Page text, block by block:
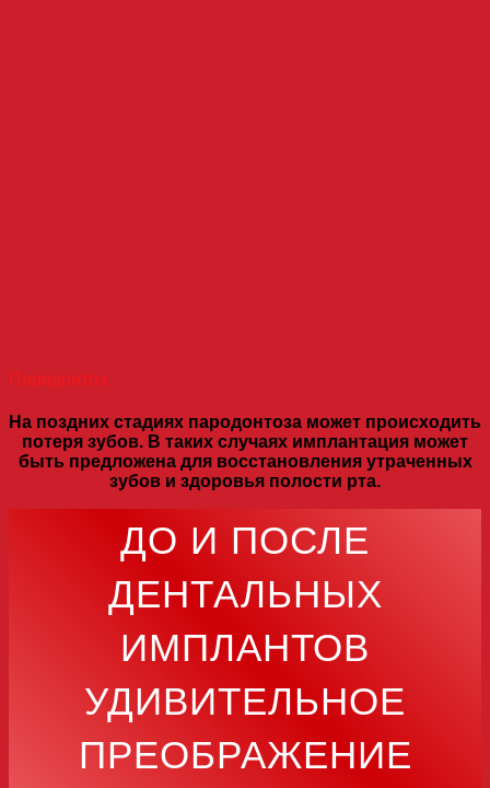
Пародонтоз
На поздних стадиях пародонтоза может происходить
потеря зубов. В таких случаях имплантация может
быть предложена для восстановления утраченных
зубов и здоровья полости рта.
ДО И ПОСЛЕ
ДЕНТАЛЬНЫХ
ИМПЛАНТОВ
УДИВИТЕЛЬНОЕ
ПРЕОБРАЖЕНИЕ